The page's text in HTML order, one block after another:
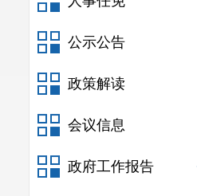
公示公告
政策解读
会议信息
政府工作报告